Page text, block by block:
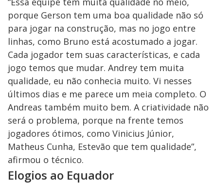
porque Gerson tem uma boa qualidade não só
para jogar na construção, mas no jogo entre
linhas, como Bruno está acostumado a jogar.
Cada jogador tem suas características, e cada
jogo temos que mudar. Andrey tem muita
qualidade, eu não conhecia muito. Vi nesses
últimos dias e me parece um meia completo. O
Andreas também muito bem. A criatividade não
será o problema, porque na frente temos
jogadores ótimos, como Vinicius Júnior,
Matheus Cunha, Estevão que tem qualidade”,
afirmou o técnico.
Elogios ao Equador